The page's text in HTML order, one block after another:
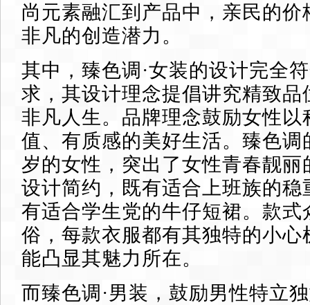
尚元素融汇到产品中，亲民的
非凡的创造潜力。
其中，臻色调·女装的设计完全
求，其设计理念提倡讲究精致
非凡人生。品牌理念鼓励女性
值、有质感的美好生活。臻色调
岁的女性，突出了女性青春靓
设计简约，既有适合上班族的
有适合学生党的牛仔短裙。款式
俗，每款衣服都有其独特的小
能凸显其魅力所在。
而臻色调·男装，鼓励男性特立